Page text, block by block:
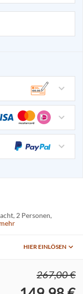
2 Personen
HIER EINLÖSEN
267,00 €